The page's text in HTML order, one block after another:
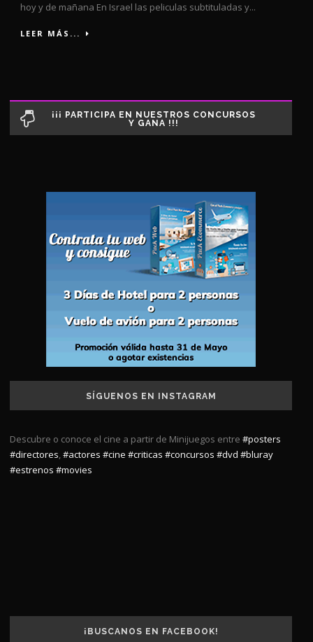
hoy y de mañana En Israel las peliculas subtituladas y...
LEER MÁS...
¡¡¡ PARTICIPA EN NUESTROS CONCURSOS
Y GANA !!!
SÍGUENOS EN INSTAGRAM
Descubre o conoce el cine a partir de Minijuegos entre #posters
#directores,#actores #cine #criticas #concursos #dvd #bluray
#estrenos #movies
¡BUSCANOS EN FACEBOOK!